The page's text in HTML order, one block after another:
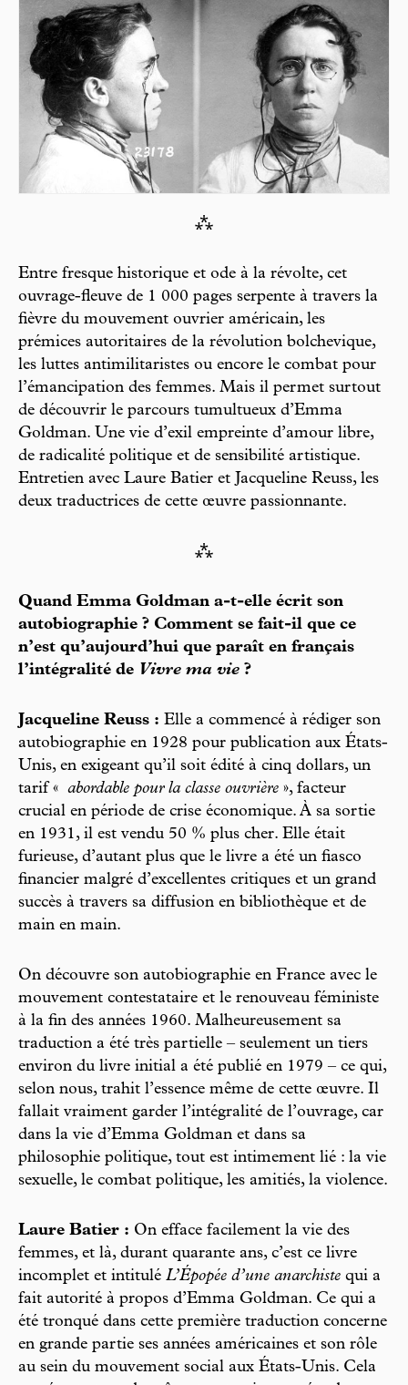
⁂
Entre fresque historique et ode à la révolte, cet
ouvrage-fleuve de 1 000 pages serpente à travers la
fièvre du mouvement ouvrier américain, les
prémices autoritaires de la révolution bolchevique,
les luttes antimilitaristes ou encore le combat pour
l’émancipation des femmes. Mais il permet surtout
de découvrir le parcours tumultueux d’Emma
Goldman. Une vie d’exil empreinte d’amour libre,
de radicalité politique et de sensibilité artistique.
Entretien avec Laure Batier et Jacqueline Reuss, les
deux traductrices de cette œuvre passionnante.
⁂
Quand Emma Goldman a-t-elle écrit son
autobiographie ? Comment se fait-il que ce
n’est qu’aujourd’hui que paraît en français
l’intégralité de Vivre ma vie ?
Jacqueline Reuss : Elle a commencé à rédiger son
autobiographie en 1928 pour publication aux États-
Unis, en exigeant qu’il soit édité à cinq dollars, un
tarif « abordable pour la classe ouvrière », facteur
crucial en période de crise économique. À sa sortie
en 1931, il est vendu 50 % plus cher. Elle était
furieuse, d’autant plus que le livre a été un fiasco
financier malgré d’excellentes critiques et un grand
succès à travers sa diffusion en bibliothèque et de
main en main.
On découvre son autobiographie en France avec le
mouvement contestataire et le renouveau féministe
à la fin des années 1960. Malheureusement sa
traduction a été très partielle – seulement un tiers
environ du livre initial a été publié en 1979 – ce qui,
selon nous, trahit l’essence même de cette œuvre. Il
fallait vraiment garder l’intégralité de l’ouvrage, car
dans la vie d’Emma Goldman et dans sa
philosophie politique, tout est intimement lié : la vie
sexuelle, le combat politique, les amitiés, la violence.
Laure Batier : On efface facilement la vie des
femmes, et là, durant quarante ans, c’est ce livre
incomplet et intitulé L’Épopée d’une anarchiste qui a
fait autorité à propos d’Emma Goldman. Ce qui a
été tronqué dans cette première traduction concerne
en grande partie ses années américaines et son rôle
au sein du mouvement social aux États-Unis. Cela